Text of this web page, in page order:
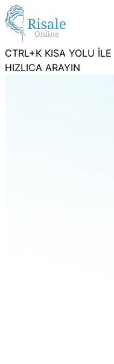
CTRL+K KISA YOLU İLE
HIZLICA ARAYIN